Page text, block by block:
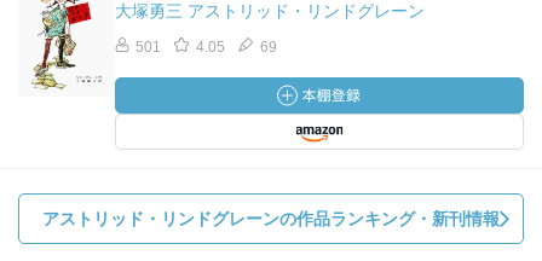
大塚勇三 アストリッド・リンドグレーン
501 4.05 69
アストリッド・リンドグレーンの作品ランキング・新刊情報